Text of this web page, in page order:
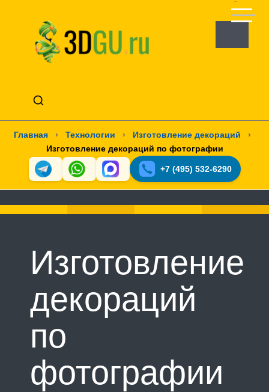
Главная › Технологии › Изготовление декораций
›
Изготовление декораций по фотографии
+7 (495) 532-6290
Изготовление
декораций
по
фотографии